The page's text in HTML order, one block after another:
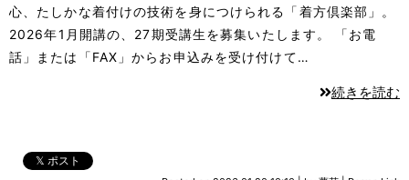
心、たしかな着付けの技術を身につけられる「着方倶楽部」。
2026年1⽉開講の、27期受講生を募集いたします。 「お電
話」または「FAX」からお申込みを受け付けて…
続きを読む
𝕏 ポスト